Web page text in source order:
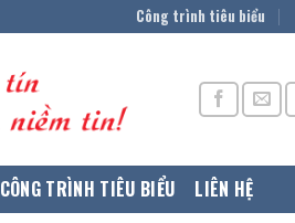
Công trình tiêu biểu
CÔNG TRÌNH TIÊU BIỂU LIÊN HỆ